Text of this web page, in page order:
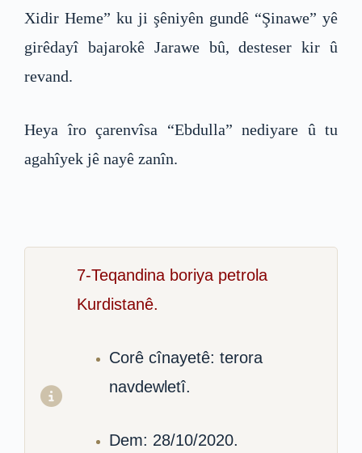
Xidir Heme” ku ji şêniyên gundê “Şinawe” yê
girêdayî bajarokê Jarawe bû, desteser kir û
revand.
Heya îro çarenvîsa “Ebdulla” nediyare û tu
agahîyek jê nayê zanîn.
7-Teqandina boriya petrola
Kurdistanê.
Corê cînayetê: terora
navdewletî.
Dem: 28/10/2020.